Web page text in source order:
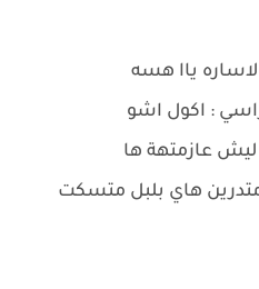
ياا هسه
: اكول اشو
ليش عازمتهة ها
هاي بلبل متسكت